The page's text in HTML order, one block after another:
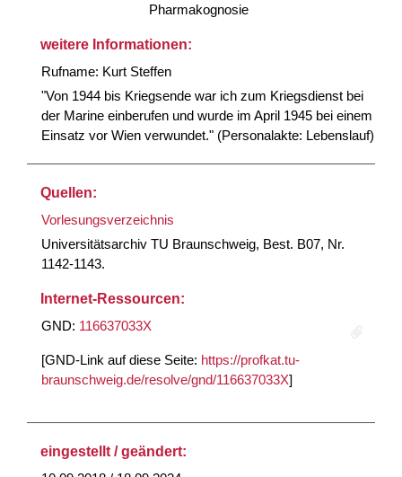
Pharmakognosie
weitere Informationen:
Rufname: Kurt Steffen
"Von 1944 bis Kriegsende war ich zum Kriegsdienst bei
der Marine einberufen und wurde im April 1945 bei einem
Einsatz vor Wien verwundet." (Personalakte: Lebenslauf)
Quellen:
Vorlesungsverzeichnis
Universitätsarchiv TU Braunschweig, Best. B07, Nr.
1142-1143.
Internet-Ressourcen:
GND: 116637033X
[GND-Link auf diese Seite: https://profkat.tu-
braunschweig.de/resolve/gnd/116637033X]
eingestellt / geändert: